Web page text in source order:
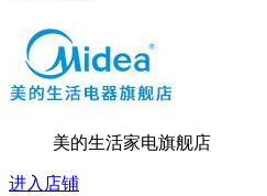
美的生活家电旗舰店
进入店铺